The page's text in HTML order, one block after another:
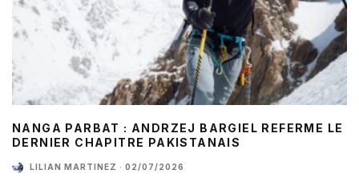
NANGA PARBAT : ANDRZEJ BARGIEL REFERME LE
DERNIER CHAPITRE PAKISTANAIS
LILIAN MARTINEZ · 02/07/2026